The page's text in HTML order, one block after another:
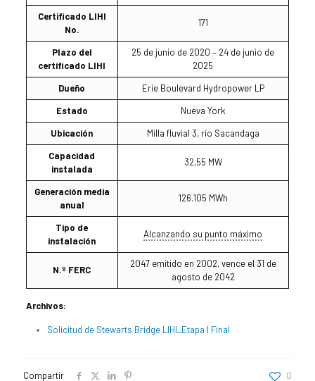
Certificado LIHI
No.
171
Plazo del
certificado LIHI
25 de junio de 2020 – 24 de junio de
2025
Dueño
Erie Boulevard Hydropower LP
Estado
Nueva York
Ubicación
Milla fluvial 3, río Sacandaga
Capacidad
instalada
32,55 MW
Generación media
anual
126.105 MWh
Tipo de
instalación
Alcanzando su punto máximo
N.º FERC
2047 emitido en 2002, vence el 31 de
agosto de 2042
Archivos:
Solicitud de Stewarts Bridge LIHI_Etapa I Final
Compartir 0